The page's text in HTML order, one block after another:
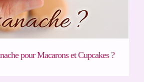
pour Macarons et Cupcakes ?